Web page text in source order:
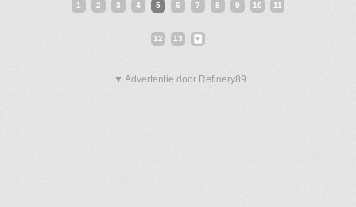
1 2 3 4 5 6 7 8 9 10 11
12 13
▼ Advertentie door Refinery89